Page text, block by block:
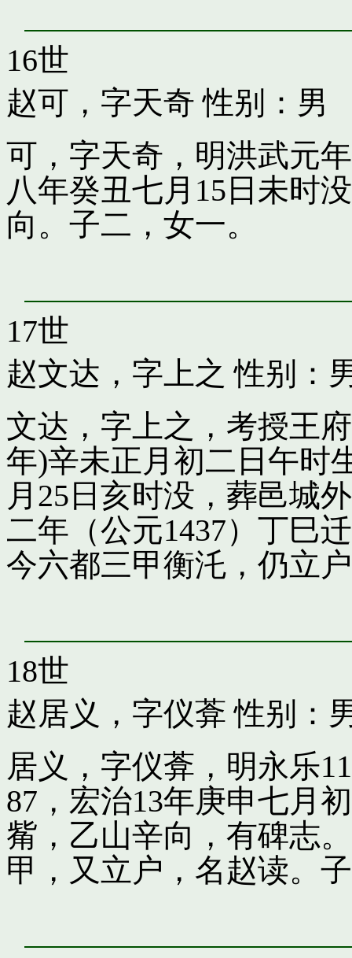
16世
赵可，字天奇 性别：男
可，字天奇，明洪武元
八年癸丑七月15日未时
向。子二，女一。
17世
赵文达，字上之 性别：
文达，字上之，考授王
年)辛未正月初二日午时
月25日亥时没，葬邑城
二年（公元1437）丁巳
今六都三甲衡汑，仍立
18世
赵居义，字仪葊 性别：
居义，字仪葊，明永乐
87，宏治13年庚申七月
觜，乙山辛向，有碑志
甲，又立户，名赵读。